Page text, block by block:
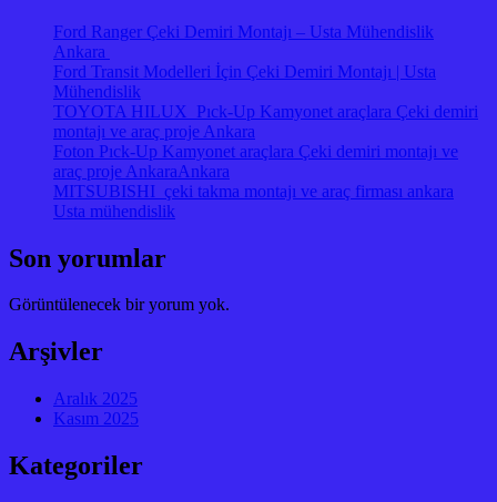
Ford Ranger Çeki Demiri Montajı – Usta Mühendislik
Ankara
Ford Transit Modelleri İçin Çeki Demiri Montajı | Usta
Mühendislik
TOYOTA HILUX Pıck-Up Kamyonet araçlara Çeki demiri
montajı ve araç proje Ankara
Foton Pıck-Up Kamyonet araçlara Çeki demiri montajı ve
araç proje AnkaraAnkara
MITSUBISHI çeki takma montajı ve araç firması ankara
Usta mühendislik
Son yorumlar
Görüntülenecek bir yorum yok.
Arşivler
Aralık 2025
Kasım 2025
Kategoriler